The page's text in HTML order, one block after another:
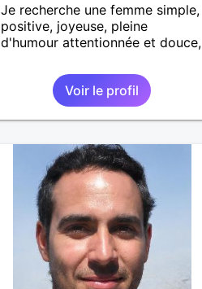
Je recherche une femme simple,
positive, joyeuse, pleine
d'humour attentionnée et douce,
Voir le profil